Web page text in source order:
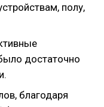
полу,
достаточно
благодаря